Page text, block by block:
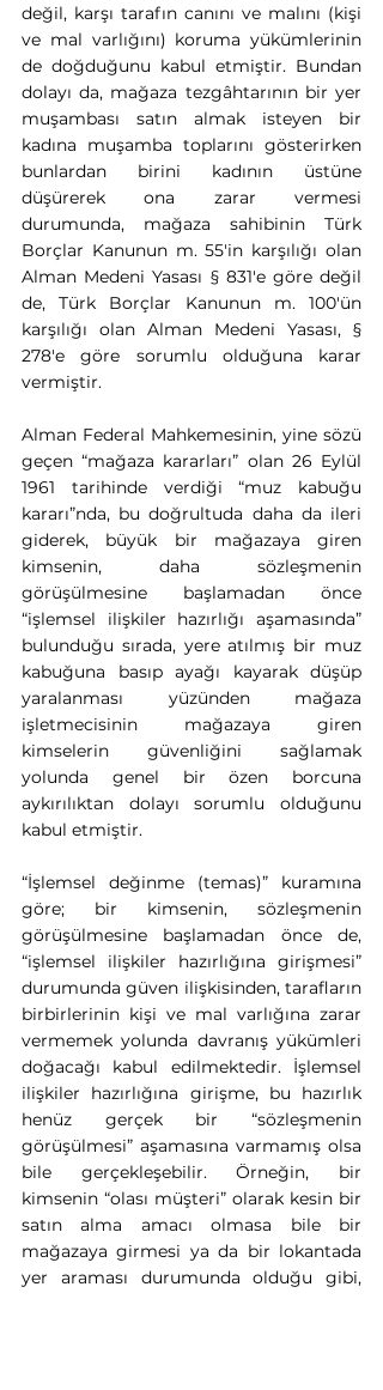
değil, karşı tarafın canını ve malını (kişi
ve mal varlığını) koruma yükümlerinin
de doğduğunu kabul etmiştir. Bundan
dolayı da, mağaza tezgâhtarının bir yer
muşambası satın almak isteyen bir
kadına muşamba toplarını gösterirken
bunlardan birini kadının üstüne
düşürerek ona zarar vermesi
durumunda, mağaza sahibinin Türk
Borçlar Kanunun m. 55'in karşılığı olan
Alman Medeni Yasası § 831'e göre değil
de, Türk Borçlar Kanunun m. 100'ün
karşılığı olan Alman Medeni Yasası, §
278'e göre sorumlu olduğuna karar
vermiştir.
Alman Federal Mahkemesinin, yine sözü
geçen “mağaza kararları” olan 26 Eylül
1961 tarihinde verdiği “muz kabuğu
kararı”nda, bu doğrultuda daha da ileri
giderek, büyük bir mağazaya giren
kimsenin, daha sözleşmenin
görüşülmesine başlamadan önce
“işlemsel ilişkiler hazırlığı aşamasında”
bulunduğu sırada, yere atılmış bir muz
kabuğuna basıp ayağı kayarak düşüp
yaralanması yüzünden mağaza
işletmecisinin mağazaya giren
kimselerin güvenliğini sağlamak
yolunda genel bir özen borcuna
aykırılıktan dolayı sorumlu olduğunu
kabul etmiştir.
“İşlemsel değinme (temas)” kuramına
göre; bir kimsenin, sözleşmenin
görüşülmesine başlamadan önce de,
“işlemsel ilişkiler hazırlığına girişmesi”
durumunda güven ilişkisinden, tarafların
birbirlerinin kişi ve mal varlığına zarar
vermemek yolunda davranış yükümleri
doğacağı kabul edilmektedir. İşlemsel
ilişkiler hazırlığına girişme, bu hazırlık
henüz gerçek bir “sözleşmenin
görüşülmesi” aşamasına varmamış olsa
bile gerçekleşebilir. Örneğin, bir
kimsenin “olası müşteri” olarak kesin bir
satın alma amacı olmasa bile bir
mağazaya girmesi ya da bir lokantada
yer araması durumunda olduğu gibi,